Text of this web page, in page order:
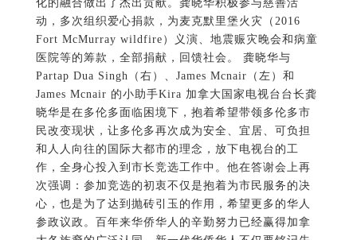
作，全身心投入到市长竞选工作中。他在答谢会上再
次强调：参加竞选的初衷不仅是抱着为市民服务的决
心，也是为了达到抛砖引玉的作用，希望更多的华人
参政议政。百年来华侨华人的辛勤努力已经赢得加拿
大各族裔的广泛认同，新一代华侨华人不仅要铭记先
辈的艰辛奋斗史，也要为更好地融入加拿大的多元文
化做出力所能及的贡献。
多伦多市长侯选人龚晓华和市民公开对话
5 月10 号，2023 年多伦多市长候选人
Gong Xiao Hua 在Brighton Convention
Centre 举办和市民公开对话的大型筹款
晚会。 下午5 点过后，在Brighton Convention Centre
的活动现场，各族裔民众齐聚宴会大厅。来宾中既有